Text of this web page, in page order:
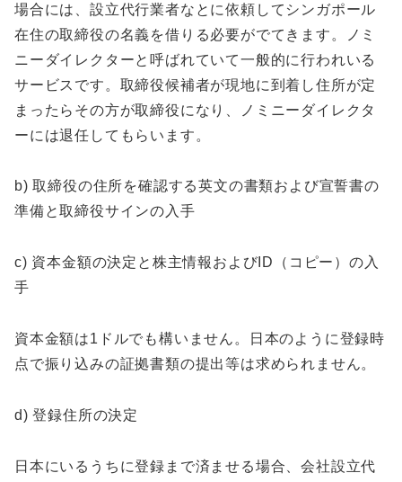
場合には、設立代行業者なとに依頼してシンガポール
在住の取締役の名義を借りる必要がでてきます。ノミ
ニーダイレクターと呼ばれていて一般的に行われいる
サービスです。取締役候補者が現地に到着し住所が定
まったらその方が取締役になり、ノミニーダイレクタ
ーには退任してもらいます。
b) 取締役の住所を確認する英文の書類および宣誓書の
準備と取締役サインの入手
c) 資本金額の決定と株主情報およびID（コピー）の入
手
資本金額は1ドルでも構いません。日本のように登録時
点で振り込みの証拠書類の提出等は求められません。
d) 登録住所の決定
日本にいるうちに登録まで済ませる場合、会社設立代